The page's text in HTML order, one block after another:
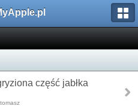
część jabłka